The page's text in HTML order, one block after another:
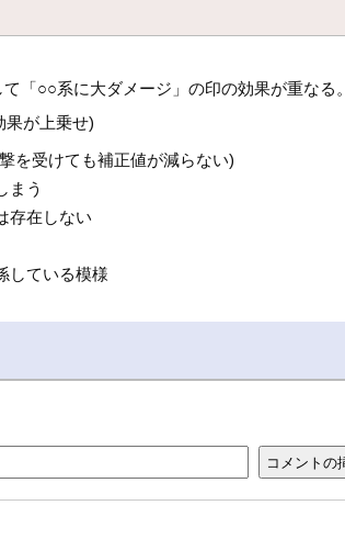
「○○系に大ダメージ」の印の効果が重なる。
果が上乗せ)
を受けても補正値が減らない)
まう
存在しない
している模様